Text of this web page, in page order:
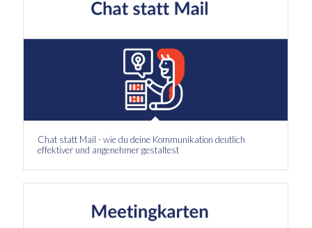
Chat statt Mail - wie du deine Kommunikation deutlich
effektiver und angenehmer gestaltest